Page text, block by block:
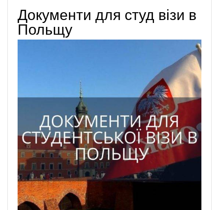
Документи для студ візи в
Польщу